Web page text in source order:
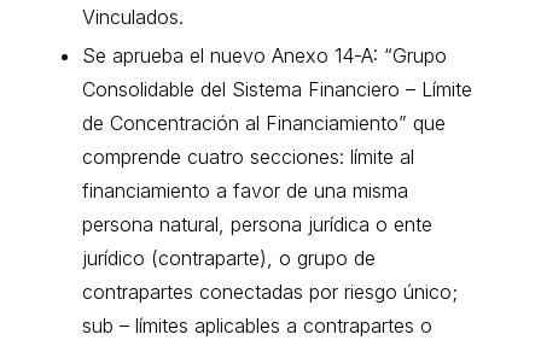
Vinculados.
Se aprueba el nuevo Anexo 14-A: “Grupo
Consolidable del Sistema Financiero – Límite
de Concentración al Financiamiento” que
comprende cuatro secciones: límite al
financiamiento a favor de una misma
persona natural, persona jurídica o ente
jurídico (contraparte), o grupo de
contrapartes conectadas por riesgo único;
sub – límites aplicables a contrapartes o